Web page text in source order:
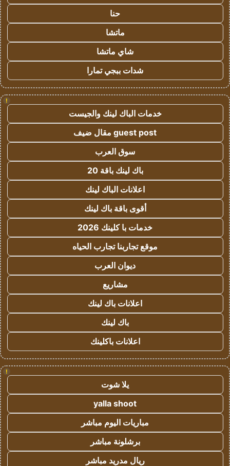
حنا
ماتشا
شاي ماتشا
شدات ببجي تمارا
!
خدمات الباك لينك والجيست
guest post مقال ضيف
سوق العرب
باك لينك باقة 20
اعلانات الباك لينك
أقوى باقة باك لينك
خدمات با كلينك 2026
موقع تجاربنا تجارب الحياه
ديوان العرب
مشاريع
اعلانات باك لينك
باك لينك
اعلانات باكلينك
!
يلا شوت
yalla shoot
مباريات اليوم مباشر
برشلونة مباشر
ريال مدريد مباشر